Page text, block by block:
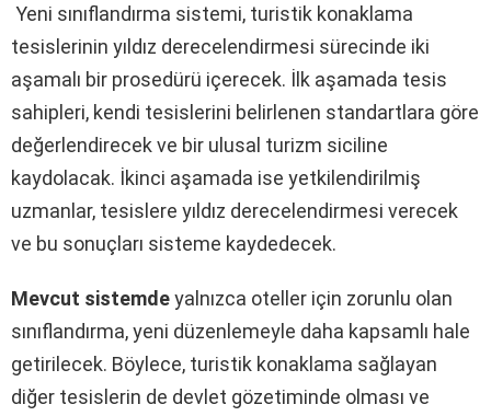
Yeni sınıflandırma sistemi, turistik konaklama
tesislerinin yıldız derecelendirmesi sürecinde iki
aşamalı bir prosedürü içerecek. İlk aşamada tesis
sahipleri, kendi tesislerini belirlenen standartlara göre
değerlendirecek ve bir ulusal turizm siciline
kaydolacak. İkinci aşamada ise yetkilendirilmiş
uzmanlar, tesislere yıldız derecelendirmesi verecek
ve bu sonuçları sisteme kaydedecek.
Mevcut sistemdeyalnızca oteller için zorunlu olan
sınıflandırma, yeni düzenlemeyle daha kapsamlı hale
getirilecek. Böylece, turistik konaklama sağlayan
diğer tesislerin de devlet gözetiminde olması ve